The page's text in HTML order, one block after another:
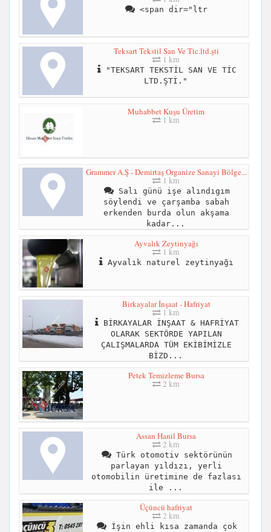
<span dir="ltr
Teksart Tekstil San Ve Tic.ltd.şti
1 km
"TEKSART TEKSTİL SAN VE TİC
LTD.ŞTİ."
Muhabbet Kuşu Üretim
1 km
Grammer A.Ş - Demirtaş Organize Sanayi Bölge...
1 km
Salı günü işe alındıgım
söylendi ve çarşamba sabah
erkenden burda olun akşama
kadar...
Ayvalık Zeytinyağı
1 km
Ayvalık naturel zeytinyağı
Birkayalar İnşaat - Hafriyat
1 km
BİRKAYALAR İNŞAAT & HAFRİYAT
OLARAK SEKTÖRDE YAPILAN
ÇALIŞMALARDA TÜM EKİBİMİZLE
BİZD...
Petek Temizleme Bursa
2 km
Assan Hanil Bursa
2 km
Türk otomotiv sektörünün
parlayan yıldızı, yerli
otomobilin üretimine de fazlası
ile ...
Üçüncü hafriyat
2 km
İşin ehli kısa zamanda çok